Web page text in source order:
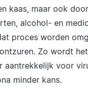
kaas, maar ook
alcohol- en
proces worden
Zo wordt het
aantrekkelijk voor
minder kans.